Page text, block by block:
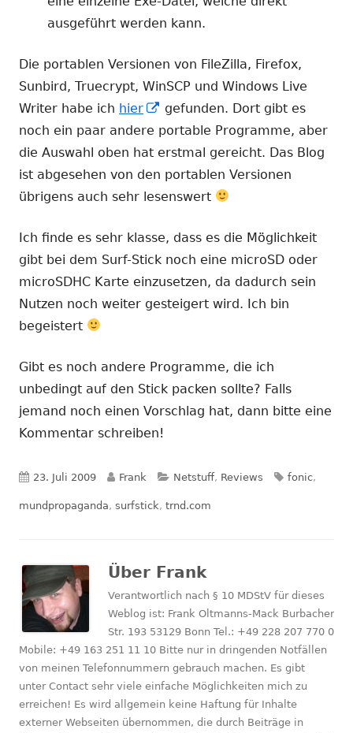
ausgeführt werden kann.
Die portablen Versionen von FileZilla, Firefox,
Sunbird, Truecrypt, WinSCP und Windows Live
Writer habe ich hier
In
neuem
Fenster
öffnen
gefunden. Dort gibt es
noch ein paar andere portable Programme, aber
die Auswahl oben hat erstmal gereicht. Das Blog
ist abgesehen von den portablen Versionen
übrigens auch sehr lesenswert
Ich finde es sehr klasse, dass es die Möglichkeit
gibt bei dem Surf-Stick noch eine microSD oder
microSDHC Karte einzusetzen, da dadurch sein
Nutzen noch weiter gesteigert wird. Ich bin
begeistert
Gibt es noch andere Programme, die ich
unbedingt auf den Stick packen sollte? Falls
jemand noch einen Vorschlag hat, dann bitte eine
Kommentar schreiben!
Veröffentlicht
am
23. Juli 2009 Autor
Frank Kategorien
Netstuff, Reviews Schlagwörter
fonic,
mundpropaganda, surfstick, trnd.com
Über Frank
Verantwortlich nach § 10 MDStV für dieses
Weblog ist: Frank Oltmanns-Mack Burbacher
Str. 193 53129 Bonn Tel.: +49 228 207 770 0
Mobile: +49 163 251 11 10 Bitte nur in dringenden Notfällen
von meinen Telefonnummern gebrauch machen. Es gibt
unter Contact sehr viele einfache Möglichkeiten mich zu
erreichen! Es wird allgemein keine Haftung für Inhalte
externer Webseiten übernommen, die durch Beiträge in